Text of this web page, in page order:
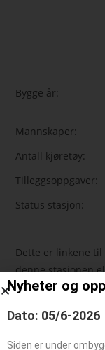
Bygge år:
Mannskaper:
Antall kjøretøy:
Tilleggsoppgaver:
Status stasjon:
Dette er linkene
denne stasjonen
Feie-/tilsynsbil,
Nyheter og
Dato: 05/6-2026
Siden er under